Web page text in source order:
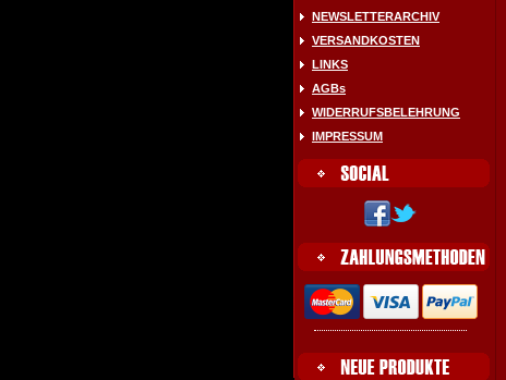
NEWSLETTERARCHIV
VERSANDKOSTEN
LINKS
AGBs
WIDERRUFSBELEHRUNG
IMPRESSUM